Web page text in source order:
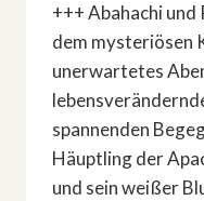
+++ Abahachi und
dem mysteriösen
unerwartetes
spannenden
Häuptling der
und sein weißer